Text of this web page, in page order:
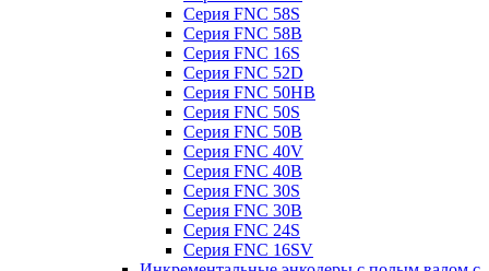
Серия FNC 58S
Серия FNC 58B
Серия FNC 16S
Серия FNC 52D
Серия FNC 50HB
Серия FNC 50S
Серия FNC 50B
Серия FNC 40V
Серия FNC 40B
Серия FNC 30S
Серия FNC 30B
Серия FNC 24S
Серия FNC 16SV